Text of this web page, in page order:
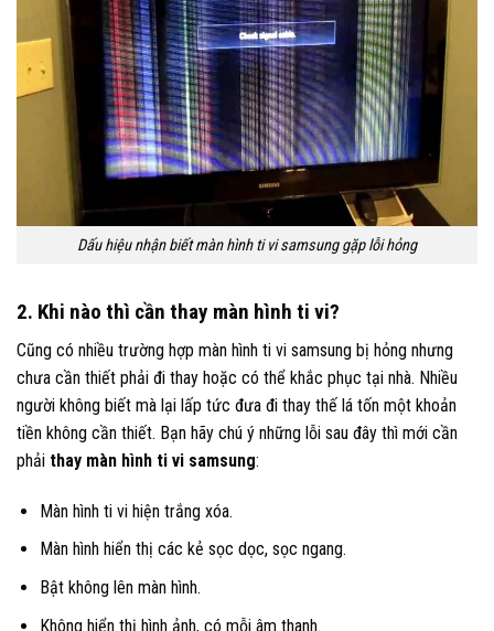
Dấu hiệu nhận biết màn hình ti vi samsung gặp lỗi hỏng
2. Khi nào thì cần thay màn hình ti vi?
Cũng có nhiều trường hợp màn hình ti vi samsung bị hỏng nhưng
chưa cần thiết phải đi thay hoặc có thể khắc phục tại nhà. Nhiều
người không biết mà lại lấp tức đưa đi thay thế lá tốn một khoản
tiền không cần thiết. Bạn hãy chú ý những lỗi sau đây thì mới cần
phải thay màn hình ti vi samsung:
Màn hình ti vi hiện trắng xóa.
Màn hình hiển thị các kẻ sọc dọc, sọc ngang.
Bật không lên màn hình.
Không hiển thị hình ảnh, có mỗi âm thanh.